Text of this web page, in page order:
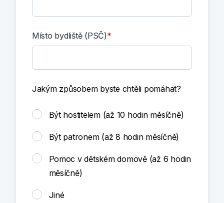
Místo bydliště (PSČ)
Jakým způsobem byste chtěli pomáhat?
Být hostitelem (až 10 hodin měsíčně)
Být patronem (až 8 hodin měsíčně)
Pomoc v dětském domově (až 6 hodin
měsíčně)
Jiné